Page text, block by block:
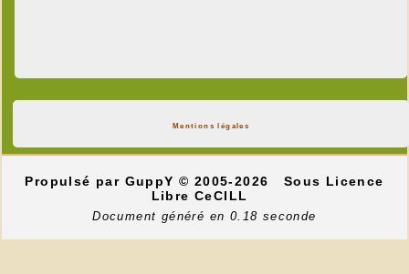
Mentions légales
Propulsé par GuppY© 2005-2026
Sous Licence
Libre CeCILL
Document généré en 0.18 seconde